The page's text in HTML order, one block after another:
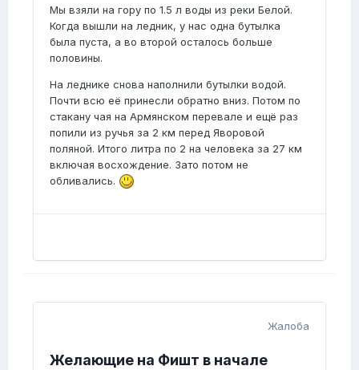
Мы взяли на гору по 1.5 л воды из реки Белой.
Когда вышли на ледник, у нас одна бутылка
была пуста, а во второй осталось больше
половины.
На леднике снова наполнили бутылки водой.
Почти всю её принесли обратно вниз. Потом по
стакану чая на Армянском перевале и ещё раз
попили из ручья за 2 км перед Яворовой
поляной. Итого литра по 2 на человека за 27 км
включая восхождение. Зато потом не
обливались.
Жалоба
Желающие на Фишт в начале